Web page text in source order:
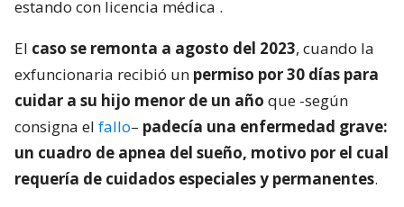
estando con licencia médica .
El caso se remonta a agosto del 2023, cuando la
exfuncionaria recibió un permiso por 30 días para
cuidar a su hijo menor de un año que -según
consigna el fallo– padecía una enfermedad grave:
un cuadro de apnea del sueño, motivo por el cual
requería de cuidados especiales y permanentes.